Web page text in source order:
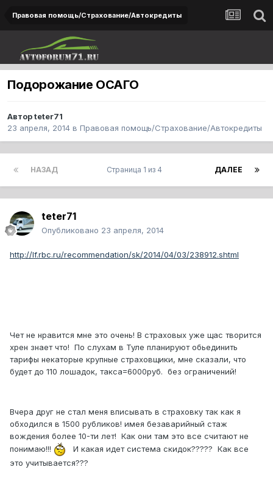
Правовая помощь/Страхование/Автокредиты
Подорожание ОСАГО
Авторteter71
23 апреля, 2014 в Правовая помощь/Страхование/Автокредиты
НАЗАД ДАЛЕЕ
Страница 1 из 4
teter71
Опубликовано 23 апреля, 2014
http://lf.rbc.ru/recommendation/sk/2014/04/03/238912.shtml
Чет не нравится мне это очень! В страховых уже щас творится
хрен знает что! По слухам в Туле планируют обьединить
тарифы некаторые крупные страховщики, мне сказали, что
будет до 110 лошадок, такса=6000руб. без ограничений!
Вчера друг не стал меня вписывать в страховку так как я
обходился в 1500 рубликов! имея безаварийный стаж
вождения более 10-ти лет! Как они там это все считают не
понимаю!!!
И какая идет система скидок????? Как все
это учитывается???